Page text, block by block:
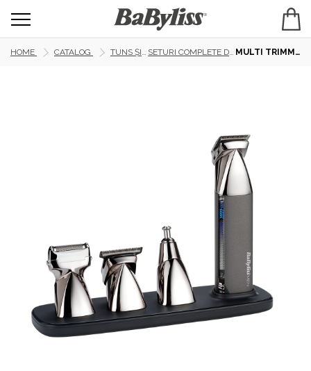
HOME CATALOG TUNS ȘI RAS SETURI COMPLETE DE RAS ȘI TUNS MULTI TRIMMER BABYLISS